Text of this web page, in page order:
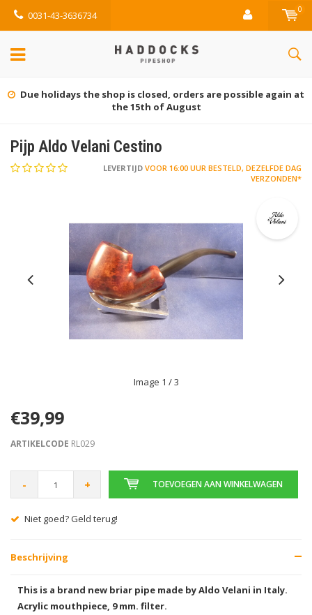
0031-43-3636734 0
Due holidays the shop is closed, orders are possible again at
the 15th of August
Pijp Aldo Velani Cestino
LEVERTIJD VOOR 16:00 UUR BESTELD, DEZELFDE DAG
VERZONDEN*
Image 1 / 3
€39,99
ARTIKELCODE RL029
- + TOEVOEGEN AAN WINKELWAGEN
Niet goed? Geld terug!
Beschrijving
This is a brand new briar pipe made by Aldo Velani in Italy.
Acrylic mouthpiece, 9 mm. filter.